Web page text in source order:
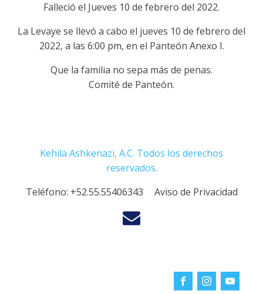
Falleció el Jueves 10 de febrero del 2022.
La Levaye se llevó a cabo el jueves 10 de febrero del
2022, a las 6:00 pm, en el Panteón Anexo I.
Que la familia no sepa más de penas.
Comité de Panteón.
Kehila Ashkenazi, A.C. Todos los derechos
reservados.
Teléfono: +52.55.55406343 Aviso de Privacidad